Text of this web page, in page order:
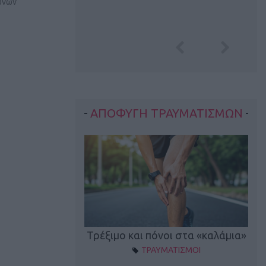
ΑΠΟΦΥΓΗ ΤΡΑΥΜΑΤΙΣΜΩΝ
Τρέξιμο και πόνοι στα «καλάμια»
ΤΡΑΥΜΑΤΙΣΜΟΙ